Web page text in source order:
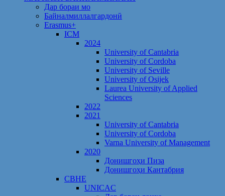
Дар бораи мо
Байналмиллалгардонӣ
Erasmus+
ICM
2024
University of Cantabria
University of Cordoba
University of Seville
University of Osijek
Laurea University of Applied
Sciences
2022
2021
University of Cantabria
University of Cordoba
Varna University of Management
2020
Донишгоҳи Пиза
Донишгоҳи Кантабрия
CBHE
UNICAC